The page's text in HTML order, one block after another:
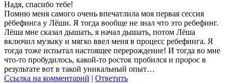
Надя, спасибо тебе!
Помню меня самого очень впечатлила моя первая сессия
рёбефинга у Лёши. Я тогда вообще не знал что это ребефинг.
Лёша мне сказал дышать, я начал дышать, потом Лёша
включил музыку и мягко ввел меня в процесс ребефинга. Я
тогда тоже испытал настоящее перерождение! И тогда во мне
что-то пробудилось, какой-то росток пробился и пророс в
результате вот в такой уникальный опыт…
Ссылка на комментарий | Ответить